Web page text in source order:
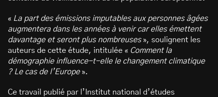
« La part des émissions imputables aux personnes âgées
augmentera dans les années à venir car elles émettent
davantage et seront plus nombreuses», soulignent les
auteurs de cette étude, intitulée « Comment la
démographie influence-t-elle le changement climatique
? Le cas de l’Europe».
Ce travail publié par l’Institut national d’études